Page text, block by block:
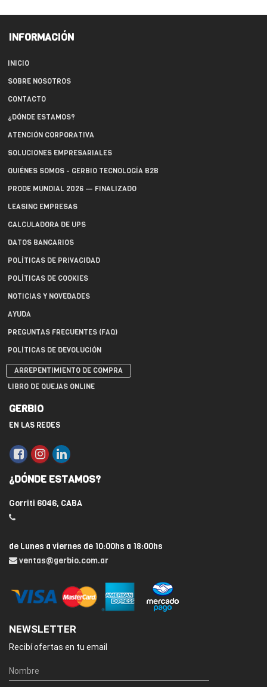
INFORMACIÓN
INICIO
SOBRE NOSOTROS
CONTACTO
¿DÓNDE ESTAMOS?
ATENCIÓN CORPORATIVA
SOLUCIONES EMPRESARIALES
QUIÉNES SOMOS - GERBIO TECNOLOGÍA B2B
PRODE MUNDIAL 2026 — FINALIZADO
LEASING EMPRESAS
CALCULADORA DE UPS
DATOS BANCARIOS
POLÍTICAS DE PRIVACIDAD
POLÍTICAS DE COOKIES
NOTICIAS Y NOVEDADES
AYUDA
PREGUNTAS FRECUENTES (FAQ)
POLÍTICAS DE DEVOLUCIÓN
ARREPENTIMIENTO DE COMPRA
LIBRO DE QUEJAS ONLINE
GERBIO
EN LAS REDES
¿DÓNDE ESTAMOS?
Gorriti 6046, CABA
de Lunes a viernes de 10:00hs a 18:00hs
ventas@gerbio.com.ar
NEWSLETTER
Recibí ofertas en tu email